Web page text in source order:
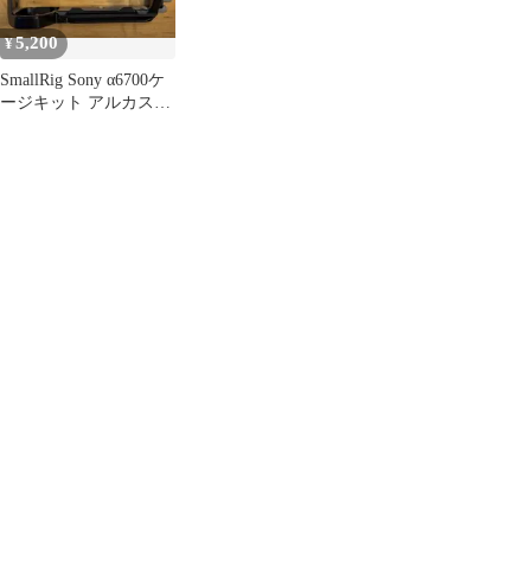
¥5,200
SmallRig Sony α6700ケ
ージキット アルカスイ